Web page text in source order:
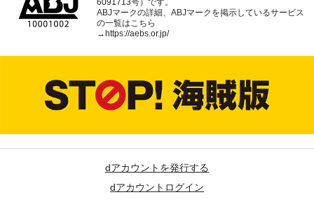
6091713号）です。
ABJマークの詳細、ABJマークを掲示しているサービス
の一覧はこちら
→ https://aebs.or.jp/
dアカウントを発行する
dアカウントログイン